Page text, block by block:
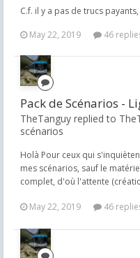
C.f. il y a pas de trucs
May 22, 2019
46
Pack de Scénarios -
TheTanguy replied to
scénarios
Holà Pour ceux qui
mes scénarios, sauf le
complet, d'où l'attente
May 22, 2019 46